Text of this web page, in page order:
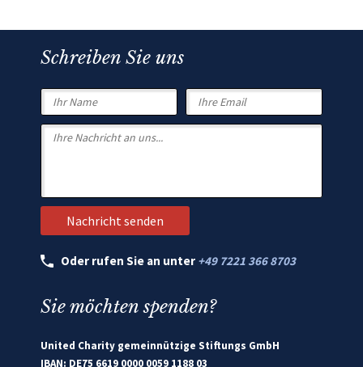
Schreiben Sie uns
Oder rufen Sie an unter +49 7221 366 8703
Sie möchten spenden?
United Charity gemeinnützige Stiftungs GmbH
IBAN: DE75 6619 0000 0059 1188 03